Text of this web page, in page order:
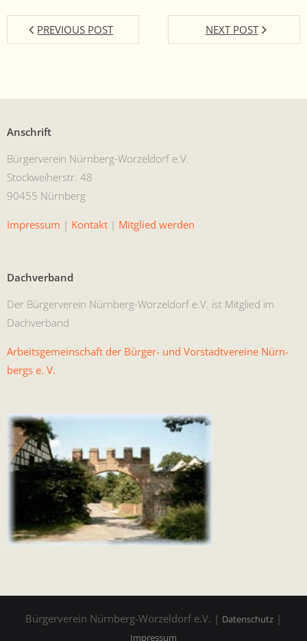
PREVIOUS POST NEXT POST
Anschrift
Bürg­ervere­in Nürn­berg-Worzel­dorf e.V.
Stock­wei­her­str. 48
90455 Nürnberg
Impres­sum | Kon­takt | Mit­glied werden
Dachverband
Der Bürg­ervere­in Nürn­berg-Worzel­dorf e.V. ist Mit­glied im
Dachverband
Arbeits­ge­mein­schaft der Bürg­er- und Vorstadtvere­ine Nürn­
bergs e. V.
Bürgerverein Nürnberg-Worzeldorf e.V. | Datenschutz |
Impressum